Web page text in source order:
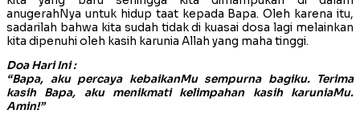
anugerahNya untuk hidup taat kepada Bapa. Oleh karena itu,
sadarilah bahwa kita sudah tidak di kuasai dosa lagi melainkan
kita dipenuhi oleh kasih karunia Allah yang maha tinggi.
Doa Hari Ini :
“Bapa, aku percaya kebaikanMu sempurna bagiku. Terima
kasih Bapa, aku menikmati kelimpahan kasih karuniaMu.
Amin!”